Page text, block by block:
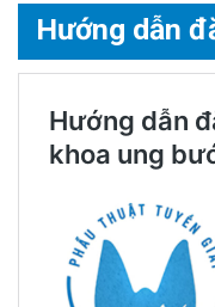
Hướng dẫn